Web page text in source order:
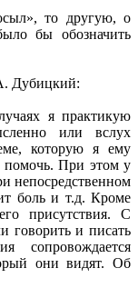
то другую, о
бы обозначить
Дубицкий:
я практикую
или вслух
которую я ему
При этом у
непосредственном
боль и т.д. Кроме
присутствия. С
говорить и писать
сопровождается
они видят. Об